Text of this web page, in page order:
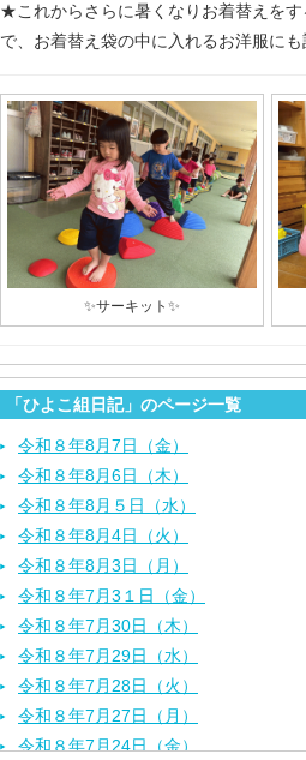
★これからさらに暑くなりお着替えを
で、お着替え袋の中に入れるお洋服に
✨サーキット✨
「ひよこ組日記」のページ一覧
令和８年8月7日（金）
令和８年8月6日（木）
令和８年8月５日（水）
令和８年8月4日（火）
令和８年8月3日（月）
令和８年7月3１日（金）
令和８年7月30日（木）
令和８年7月29日（水）
令和８年7月28日（火）
令和８年7月27日（月）
令和８年7月24日（金）